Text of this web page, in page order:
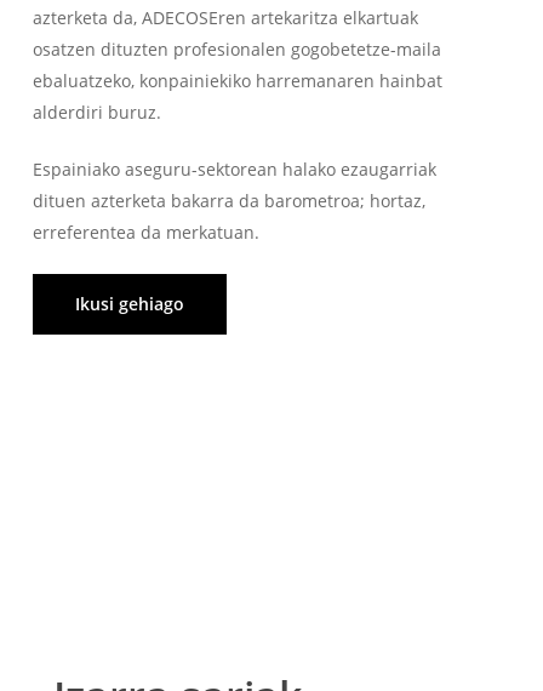
azterketa da, ADECOSEren artekaritza elkartuak
osatzen dituzten profesionalen gogobetetze-maila
ebaluatzeko, konpainiekiko harremanaren hainbat
alderdiri buruz.
Espainiako aseguru-sektorean halako ezaugarriak
dituen azterketa bakarra da barometroa; hortaz,
erreferentea da merkatuan.
Ikusi gehiago